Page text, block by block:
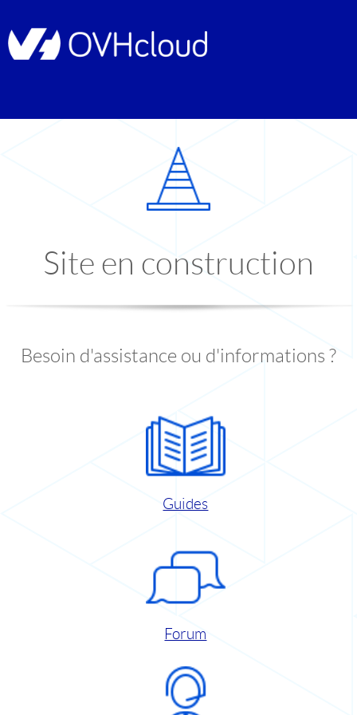
Site en construction
Besoin d'assistance ou d'informations ?
Guides
Forum